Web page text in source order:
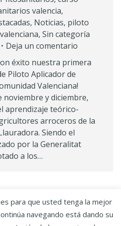
valencia,
, Noticias, piloto
, Sin categoría
Deja un comentario
éxito nuestra primera
Piloto Aplicador de
Valenciana!
noviembre y diciembre,
aprendizaje teórico-
arroceros de la
Siendo el
por la Generalitat
a los…
para que usted tenga la mejor
navegando está dando su